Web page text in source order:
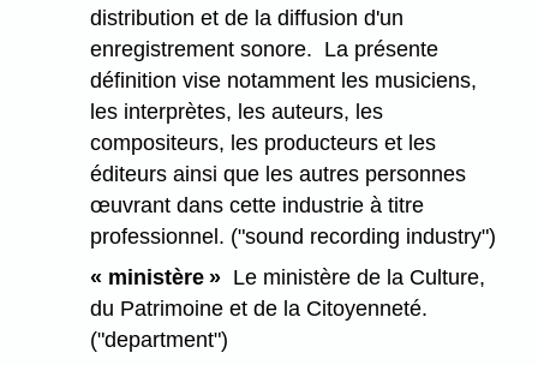
distribution et de la diffusion d'un
enregistrement sonore. La présente
définition vise notamment les musiciens,
les interprètes, les auteurs, les
compositeurs, les producteurs et les
éditeurs ainsi que les autres personnes
œuvrant dans cette industrie à titre
professionnel. ("sound recording industry")
« ministère » Le ministère de la Culture,
du Patrimoine et de la Citoyenneté.
("department")